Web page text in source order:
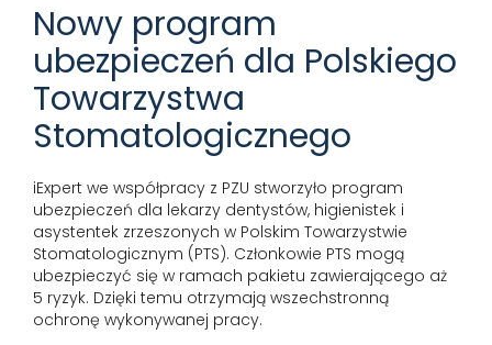
Nowy program
ubezpieczeń dla Polskiego
Towarzystwa
Stomatologicznego
iExpert we współpracy z PZU stworzyło program
ubezpieczeń dla lekarzy dentystów, higienistek i
asystentek zrzeszonych w Polskim Towarzystwie
Stomatologicznym (PTS). Członkowie PTS mogą
ubezpieczyć się w ramach pakietu zawierającego aż
5 ryzyk. Dzięki temu otrzymają wszechstronną
ochronę wykonywanej pracy.